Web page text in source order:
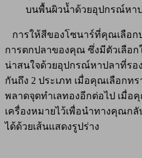
บนพื้นผิวน้ำด้วยอุปกรณ์หาป
การให้สีของโซนาร์ที่คุณเลือก
การตกปลาของคุณ ซึ่งมีตัวเลือก
น่าสนใจด้วยอุปกรณ์หาปลาที่รอ
กันถึง 2 ประเภท เมื่อคุณเลือกท
พลาดจุดทำเลทองอีกต่อไป เมื่อ
เครื่องหมายไว้เพื่อนำทางคุณก
ได้ด้วยเส้นแสดงรูปร่าง